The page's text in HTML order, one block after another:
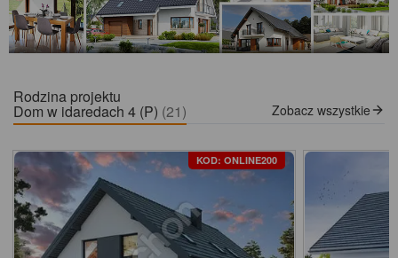
Rodzina projektu
Dom w idaredach 4 (P) (21) Zobacz wszystkie
KOD: ONLINE200